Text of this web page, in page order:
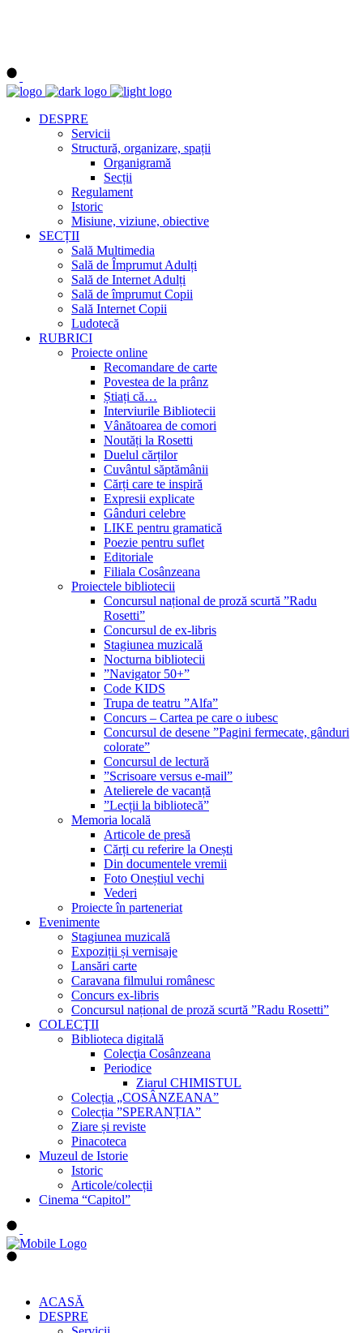
DESPRE
Servicii
Structură, organizare, spații
Organigramă
Secții
Regulament
Istoric
Misiune, viziune, obiective
SECȚII
Sală Multimedia
Sală de Împrumut Adulți
Sală de Internet Adulți
Sală de împrumut Copii
Sală Internet Copii
Ludotecă
RUBRICI
Proiecte online
Recomandare de carte
Povestea de la prânz
Știați că…
Interviurile Bibliotecii
Vânătoarea de comori
Noutăți la Rosetti
Duelul cărților
Cuvântul săptămânii
Cărți care te inspiră
Expresii explicate
Gânduri celebre
LIKE pentru gramatică
Poezie pentru suflet
Editoriale
Filiala Cosânzeana
Proiectele bibliotecii
Concursul național de proză scurtă ”Radu
Rosetti”
Concursul de ex-libris
Stagiunea muzicală
Nocturna bibliotecii
”Navigator 50+”
Code KIDS
Trupa de teatru ”Alfa”
Concurs – Cartea pe care o iubesc
Concursul de desene ”Pagini fermecate, gânduri
colorate”
Concursul de lectură
”Scrisoare versus e-mail”
Atelierele de vacanță
”Lecții la bibliotecă”
Memoria locală
Articole de presă
Cărți cu referire la Onești
Din documentele vremii
Foto Oneștiul vechi
Vederi
Proiecte în parteneriat
Evenimente
Stagiunea muzicală
Expoziții și vernisaje
Lansări carte
Caravana filmului românesc
Concurs ex-libris
Concursul național de proză scurtă ”Radu Rosetti”
COLECŢII
Biblioteca digitală
Colecţia Cosânzeana
Periodice
Ziarul CHIMISTUL
Colecția „COSÂNZEANA”
Colecția ”SPERANȚIA”
Ziare și reviste
Pinacoteca
Muzeul de Istorie
Istoric
Articole/colecții
Cinema “Capitol”
ACASĂ
DESPRE